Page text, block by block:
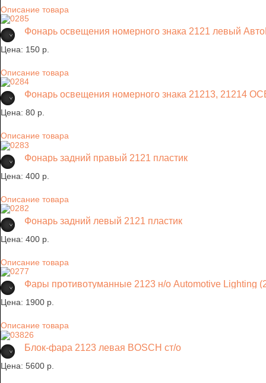
Описание товара
Фонарь освещения номерного знака 2121 левый
Цена: 150 p.
Описание товара
Фонарь освещения номерного знака 21213, 21214
Цена: 80 p.
Описание товара
Фонарь задний правый 2121 пластик
Цена: 400 p.
Описание товара
Фонарь задний левый 2121 пластик
Цена: 400 p.
Описание товара
Фары противотуманные 2123 н/о Automotive Lighting
Цена: 1900 p.
Описание товара
Блок-фара 2123 левая BOSCH ст/о
Цена: 5600 p.